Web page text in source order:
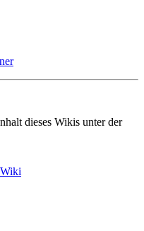
dieses Wikis unter der